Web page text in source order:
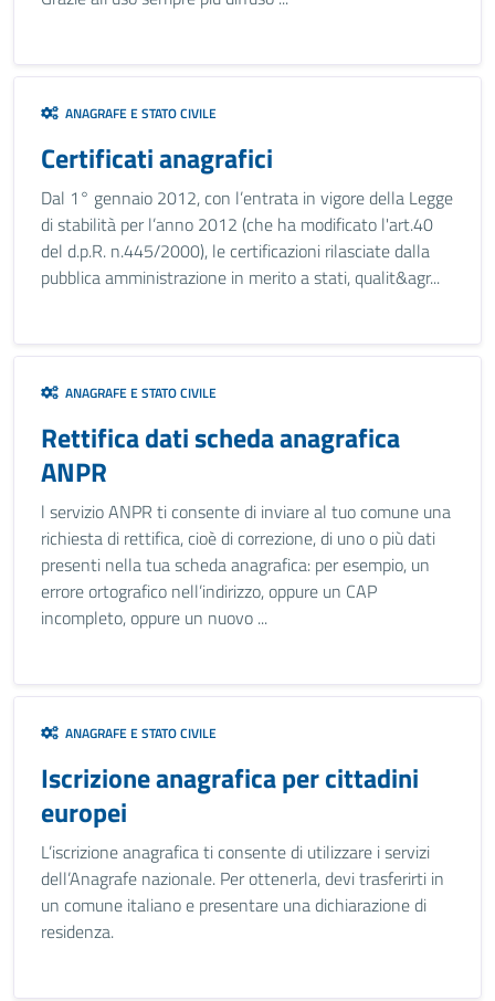
ANAGRAFE E STATO CIVILE
Certificati anagrafici
Dal 1° gennaio 2012, con l’entrata in vigore della Legge
di stabilità per l’anno 2012 (che ha modificato l'art.40
del d.p.R. n.445/2000), le certificazioni rilasciate dalla
pubblica amministrazione in merito a stati, qualit&agr...
ANAGRAFE E STATO CIVILE
Rettifica dati scheda anagrafica
ANPR
l servizio ANPR ti consente di inviare al tuo comune una
richiesta di rettifica, cioè di correzione, di uno o più dati
presenti nella tua scheda anagrafica: per esempio, un
errore ortografico nell’indirizzo, oppure un CAP
incompleto, oppure un nuovo ...
ANAGRAFE E STATO CIVILE
Iscrizione anagrafica per cittadini
europei
L’iscrizione anagrafica ti consente di utilizzare i servizi
dell’Anagrafe nazionale. Per ottenerla, devi trasferirti in
un comune italiano e presentare una dichiarazione di
residenza.